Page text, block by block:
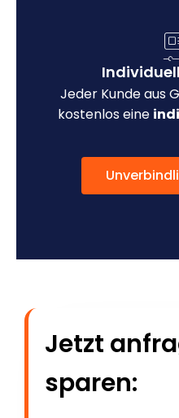
Jeder Kunde aus
kostenlos eine
Jetzt
sparen: